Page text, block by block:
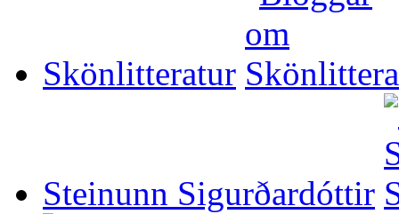
Skönlitteratur
Steinunn Sigurðardóttir